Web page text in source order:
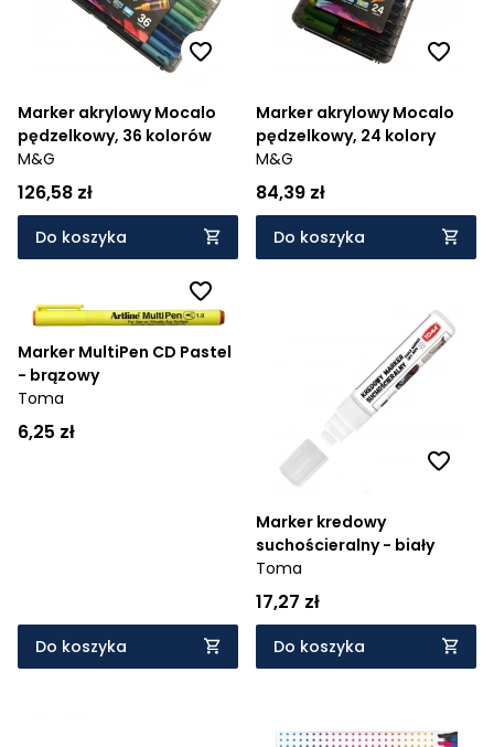
Marker akrylowy Mocalo
pędzelkowy, 36 kolorów
M&G
126,58 zł
Do koszyka
Marker akrylowy Mocalo
pędzelkowy, 24 kolory
M&G
84,39 zł
Do koszyka
Marker MultiPen CD Pastel
- brązowy
Toma
6,25 zł
Do koszyka
Marker kredowy
suchościeralny - biały
Toma
17,27 zł
Do koszyka